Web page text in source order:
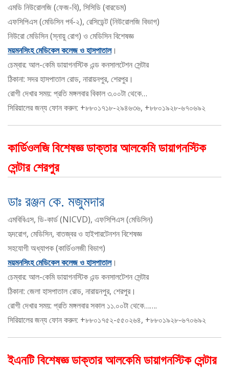
এমডি নিউরোলজি (ফেজ-বি), সিসিডি (বারডেম)
এফসিপিএস (মেডিসিন পর্ব-২), রেসিডেন্ট (নিউরোলজি বিভাগ)
নিউরো মেডিসিন (স্নায়ু রোগ) ও মেডিসিন বিশেষজ্ঞ
ময়মনসিংহ মেডিকেল কলেজ ও হাসপাতাল।
চেম্বার: আল-কেমি ডায়াগনস্টিক এন্ড কনসালটেশন সেন্টার
ঠিকানা: সদর হাসপাতাল রোড, নারায়নপুর, শেরপুর।
রোগী দেখার সময়: প্রতি মঙ্গলবার বিকাল ৩.০০টা থেকে…
সিরিয়ালের জন্য ফোন করুন: +৮৮০১৭১৮-২৯৪৬৩৬, +৮৮০১৯২৮-৬৭০৬৯২
কার্ডিওলজি বিশেষজ্ঞ ডাক্তার আলকেমি ডায়াগনস্টিক
সেন্টার শেরপুর
ডাঃ রঞ্জন কে. মজুমদার
এমবিবিএস, ডি-কার্ড (NICVD), এফসিপিএস (মেডিসিন)
হৃদরোগ, মেডিসিন, বাতজ্বর ও হাইপারটেনশন বিশেষজ্ঞ
সহযোগী অধ্যাপক (কার্ডিওলজী বিভাগ)
ময়মনসিংহ মেডিকেল কলেজ ও হাসপাতাল।
চেম্বার: আল-কেমি ডায়াগনস্টিক এন্ড কনসালটেশন সেন্টার
ঠিকানা: জেলা হাসপাতাল রোড, নারায়নপুর, শেরপুর।
রোগী দেখার সময়: প্রতি মঙ্গলবার সকাল ১১.০০টা থেকে…….
সিরিয়ালের জন্য ফোন করুন: +৮৮০১৭৫২-৫৫০২৬৪, +৮৮০১৯২৮-৬৭০৬৯২
ইএনটি বিশেষজ্ঞ ডাক্তার আলকেমি ডায়াগনস্টিক সেন্টার